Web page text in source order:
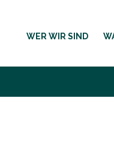
WER WIR SIND